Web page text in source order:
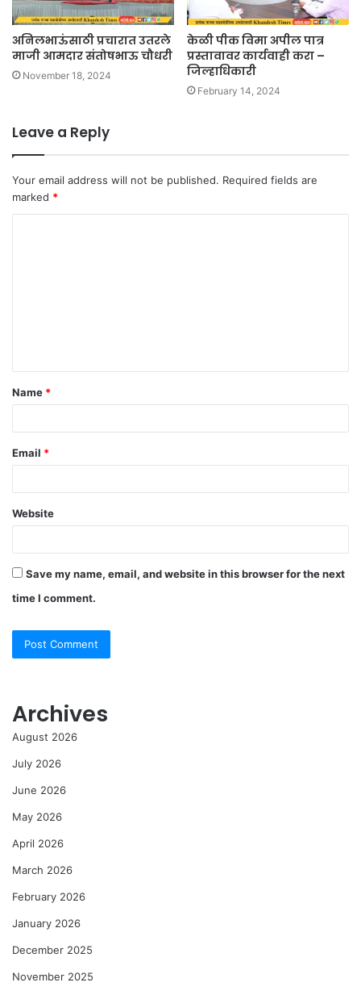
अनिलभाऊंसाठी प्रचारात उतरले
माजी आमदार संतोषभाऊ चौधरी
November 18, 2024
केळी पीक विमा अपील पात्र
प्रस्तावावर कार्यवाही करा –
जिल्हाधिकारी
February 14, 2024
Leave a Reply
Your email address will not be published. Required fields are
marked *
t
*
Name *
Email *
Website
Save my name, email, and website in this browser for the next
time I comment.
Archives
August 2026
July 2026
June 2026
May 2026
April 2026
March 2026
February 2026
January 2026
December 2025
November 2025